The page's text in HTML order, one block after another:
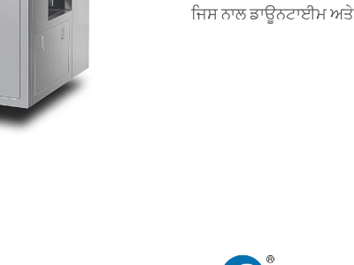
ਜਿਸ ਨਾਲ ਡਾਊਨਟਾਈਮ